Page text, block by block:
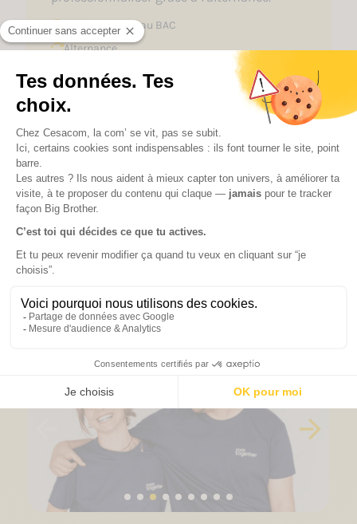
Admission niveau BAC
Alternance
3 campus
Découvrez notre campus